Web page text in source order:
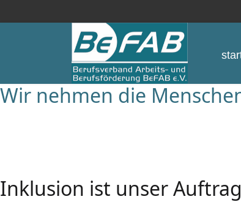
Wir nehmen die
Inklusion ist unser